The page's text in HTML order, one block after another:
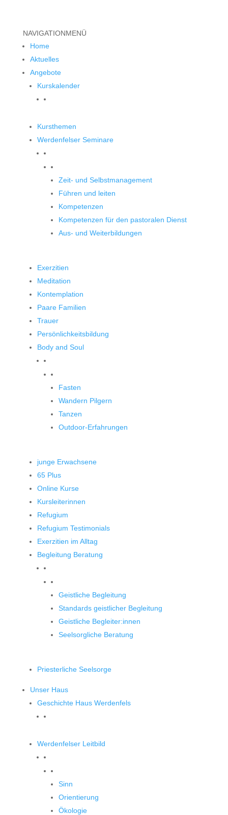
NAVIGATIONMENÜ
Home
Aktuelles
Angebote
Kurskalender
Kursthemen
Werdenfelser Seminare
Zeit- und Selbstmanagement
Führen und leiten
Kompetenzen
Kompetenzen für den pastoralen Dienst
Aus- und Weiterbildungen
Exerzitien
Meditation
Kontemplation
Paare Familien
Trauer
Persönlichkeitsbildung
Body and Soul
Fasten
Wandern Pilgern
Tanzen
Outdoor-Erfahrungen
junge Erwachsene
65 Plus
Online Kurse
Kursleiterinnen
Refugium
Refugium Testimonials
Exerzitien im Alltag
Begleitung Beratung
Geistliche Begleitung
Standards geistlicher Begleitung
Geistliche Begleiter:innen
Seelsorgliche Beratung
Priesterliche Seelsorge
Unser Haus
Geschichte Haus Werdenfels
Werdenfelser Leitbild
Sinn
Orientierung
Ökologie